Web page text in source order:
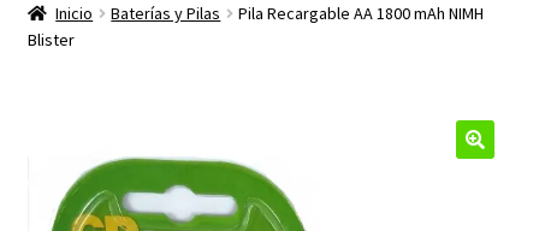
hijo
productos
Inicio Baterías y Pilas
Pila Recargable AA 1800 mAh NIMH
Blister